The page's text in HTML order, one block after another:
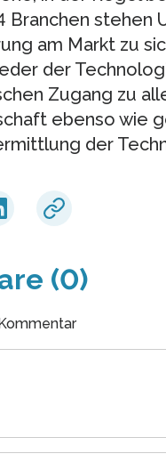
Branchen stehen
am Markt zu
der
Zugang zu
ebenso wie
der
(0)